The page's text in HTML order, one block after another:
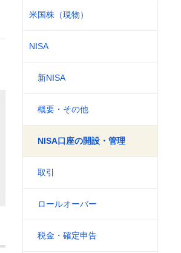
米国株（現物）
NISA
新NISA
概要・その他
NISA口座の開設・管理
取引
ロールオーバー
税金・確定申告